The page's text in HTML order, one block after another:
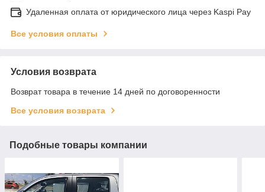
Удаленная оплата от юридического лица через Kaspi Pay
Все условия оплаты
Условия возврата
Возврат товара в течение 14 дней по договоренности
Все условия возврата
Подобные товары компании